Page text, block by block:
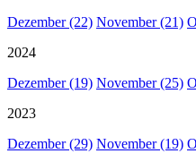
Dezember (22) November (21)
2024
Dezember (19) November (25)
2023
Dezember (29) November (19)